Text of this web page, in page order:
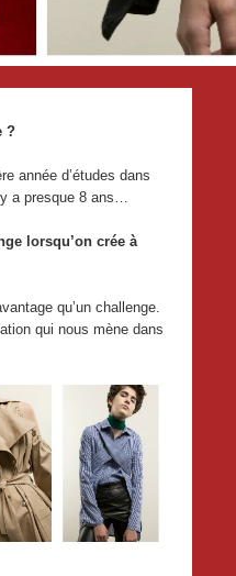
?
année d’études dans
a presque 8 ans…
lorsqu’on crée à
qu’un challenge.
qui nous mène dans